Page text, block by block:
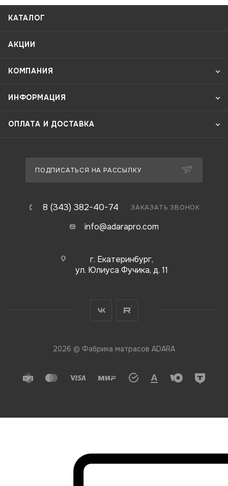
КАТАЛОГ
АКЦИИ
КОМПАНИЯ
ИНФОРМАЦИЯ
ОПЛАТА И ДОСТАВКА
ПОДПИСАТЬСЯ НА РАССЫЛКУ
8 (343) 382-40-74 ЗАКАЗАТЬ ЗВОНОК
info@adarapro.com
г. Екатеринбург,
ул. Юлиуса Фучика, д. 11
2026 © Фабрика матрасов ADARA